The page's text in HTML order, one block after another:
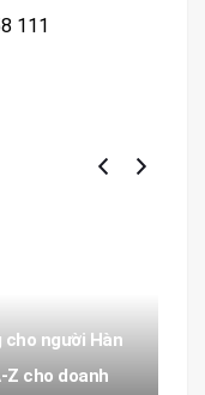
111
người Hàn
Z cho doanh